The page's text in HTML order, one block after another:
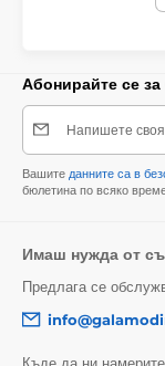
Абонирайте се
Напишете
Вашите данните са в
бюлетина по всяко
Имаш нужда от
Предлага се